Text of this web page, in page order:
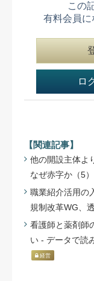
この
有料会員に
ロ
【関連記事】
他の開設主体よ
なぜ赤字か（5
職業紹介活用の
規制改革WG、
看護師と薬剤師
い - データで読
経営